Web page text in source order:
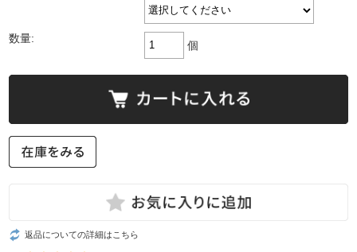
数量:
個
返品についての詳細はこちら